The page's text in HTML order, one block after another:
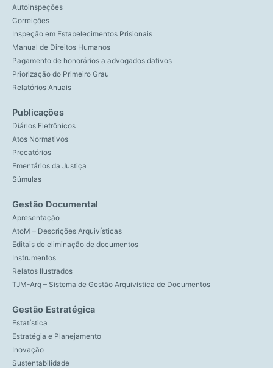
Autoinspeções
Correições
Inspeção em Estabelecimentos Prisionais
Manual de Direitos Humanos
Pagamento de honorários a advogados dativos
Priorização do Primeiro Grau
Relatórios Anuais
Publicações
Diários Eletrônicos
Atos Normativos
Precatórios
Ementários da Justiça
Súmulas
Gestão Documental
Apresentação
AtoM – Descrições Arquivísticas
Editais de eliminação de documentos
Instrumentos
Relatos Ilustrados
TJM-Arq – Sistema de Gestão Arquivística de Documentos
Gestão Estratégica
Estatística
Estratégia e Planejamento
Inovação
Sustentabilidade